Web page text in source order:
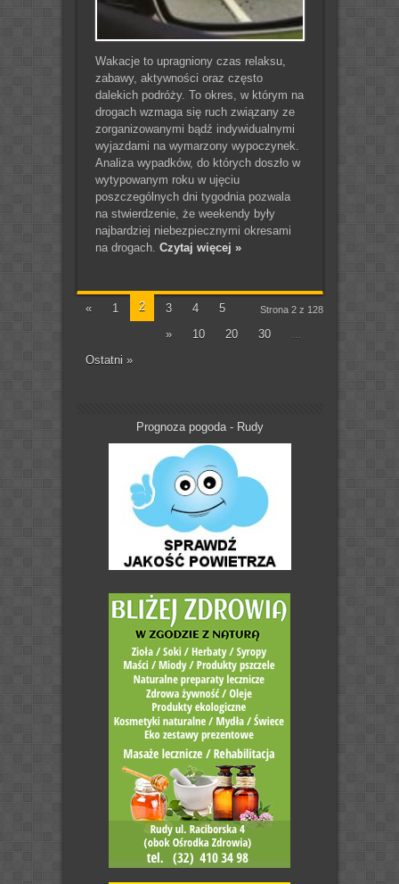
Wakacje to upragniony czas relaksu,
zabawy, aktywności oraz często
dalekich podróży. To okres, w którym na
drogach wzmaga się ruch związany ze
zorganizowanymi bądź indywidualnymi
wyjazdami na wymarzony wypoczynek.
Analiza wypadków, do których doszło w
wytypowanym roku w ujęciu
poszczególnych dni tygodnia pozwala
na stwierdzenie, że weekendy były
najbardziej niebezpiecznymi okresami
na drogach. Czytaj więcej »
Strona 2 z 128
« 1 2 3 4
5
»
10 20 30
...
Ostatni »
Prognoza pogoda - Rudy